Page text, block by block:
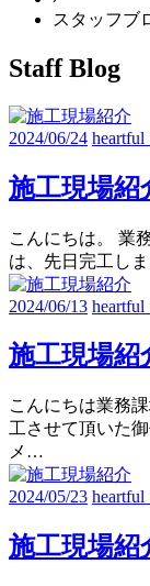
スタッフブ
Staff Blog
2024/06/24
施工現場紹
こんにちは。 業
は、先日完工し
2024/06/13
施工現場紹
こんにちは業務
工させて頂いた
メ…
2024/05/23
施工現場紹